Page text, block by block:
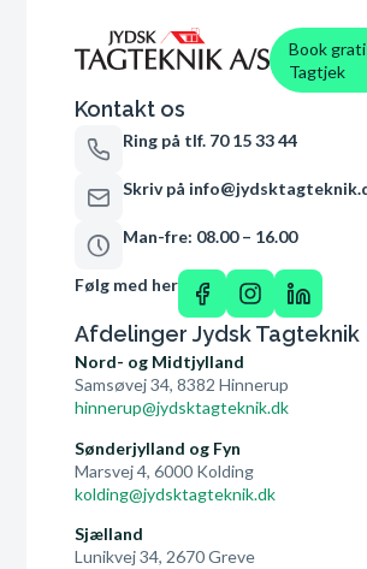
Book
Tagtjek
Kontakt os
Ring på tlf. 70 15 33 44
Skriv på
Man-fre: 08.00 – 16.00
Følg med her
Afdelinger Jydsk Tagteknik
Nord- og Midtjylland
Samsøvej 34, 8382 Hinnerup
hinnerup@jydsktagteknik.dk
Sønderjylland og Fyn
Marsvej 4, 6000 Kolding
kolding@jydsktagteknik.dk
Sjælland
Lunikvej 34, 2670 Greve